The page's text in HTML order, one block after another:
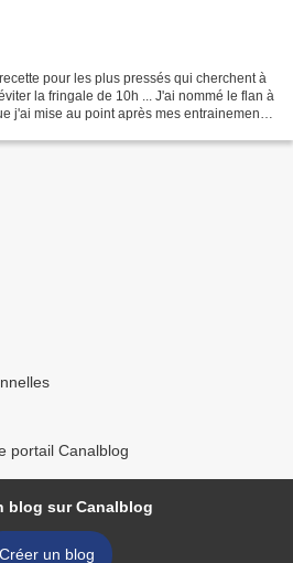
pour les plus pressés qui cherchent à
la fringale de 10h ... J'ai nommé le flan à
j'ai mise au point après mes entrainement à
portail Canalblog
blog sur Canalblog
Créer un blog